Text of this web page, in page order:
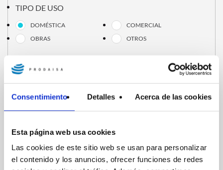
Consentimiento Detalles Acerca de las cookies
Esta página web usa cookies
Las cookies de este sitio web se usan para personalizar
el contenido y los anuncios, ofrecer funciones de redes
TIPO DE USO
DOMÉSTICA
COMERCIAL
OBRAS
OTROS
Nombre del titular
Nº. de cuenta